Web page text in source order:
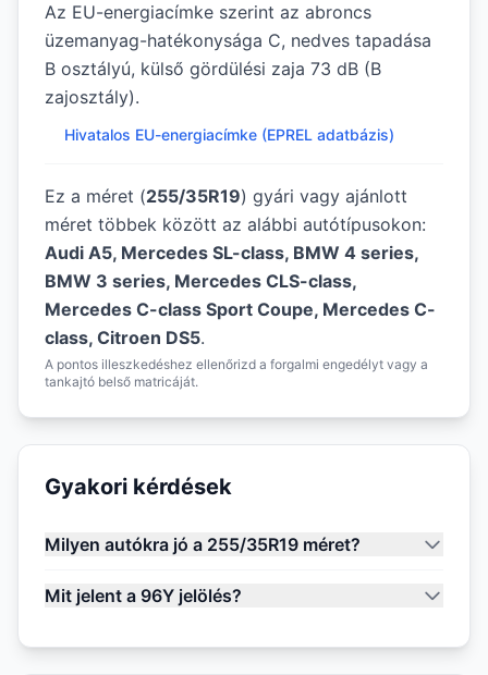
Az EU-energiacímke szerint az abroncs
üzemanyag-hatékonysága C, nedves tapadása
B osztályú, külső gördülési zaja 73 dB (B
zajosztály).
Hivatalos EU-energiacímke (EPREL adatbázis)
Ez a méret (255/35R19) gyári vagy ajánlott
méret többek között az alábbi autótípusokon:
Audi A5, Mercedes SL-class, BMW 4 series,
BMW 3 series, Mercedes CLS-class,
Mercedes C-class Sport Coupe, Mercedes C-
class, Citroen DS5.
A pontos illeszkedéshez ellenőrizd a forgalmi engedélyt vagy a
tankajtó belső matricáját.
Gyakori kérdések
Milyen autókra jó a 255/35R19 méret?
Mit jelent a 96Y jelölés?